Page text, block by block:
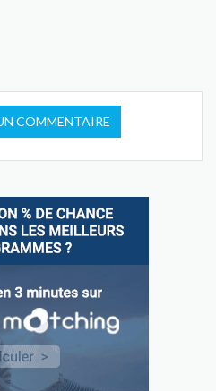
COMMENTAIRE